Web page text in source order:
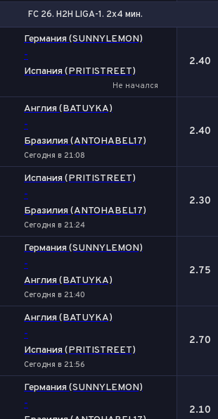
FC 26. H2H LIGA-1. 2x4 мин.
Германия (SUNNYLEMON)
-
Испания (PRITISTREET)
Не начался
2.40
Англия (BATUYKA)
-
Бразилия (ANTOHABEL17)
Сегодня в 21:08
2.40
Испания (PRITISTREET)
-
Бразилия (ANTOHABEL17)
Сегодня в 21:24
2.30
Германия (SUNNYLEMON)
-
Англия (BATUYKA)
Сегодня в 21:40
2.75
Англия (BATUYKA)
-
Испания (PRITISTREET)
Сегодня в 21:56
2.70
Германия (SUNNYLEMON)
- 2.10